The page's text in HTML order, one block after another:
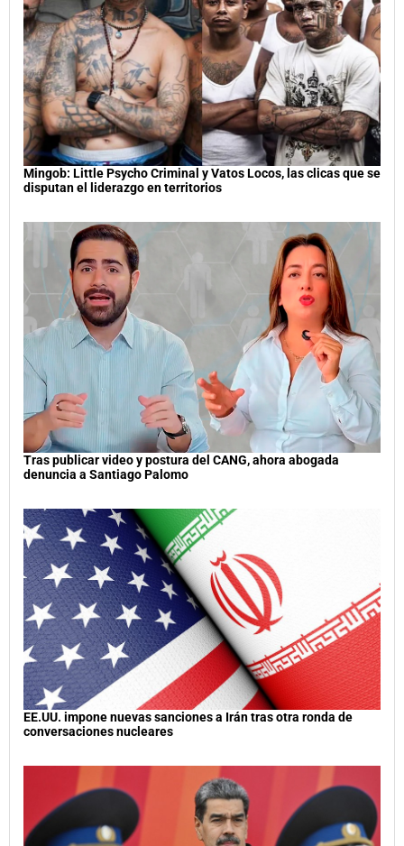
Mingob: Little Psycho Criminal y Vatos Locos, las clicas que se
disputan el liderazgo en territorios
Tras publicar video y postura del CANG, ahora abogada
denuncia a Santiago Palomo
EE.UU. impone nuevas sanciones a Irán tras otra ronda de
conversaciones nucleares